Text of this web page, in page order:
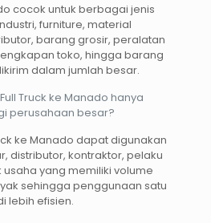
cocok untuk berbagai jenis
furniture, material
barang grosir, peralatan
toko, hingga barang
dalam jumlah besar.
Truck ke Manado hanya
perusahaan besar?
ke Manado dapat digunakan
distributor, kontraktor, pelaku
usaha yang memiliki volume
sehingga penggunaan satu
lebih efisien.